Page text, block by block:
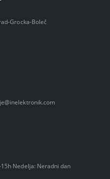
Grocka-Boleč
Nedelja: Neradni dan